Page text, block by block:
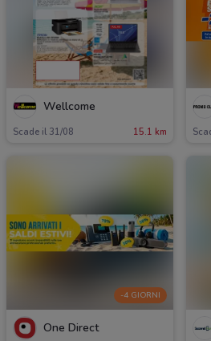
Wellcome
Scade il 31/08 15.1 km
-4 GIORNI
One Direct